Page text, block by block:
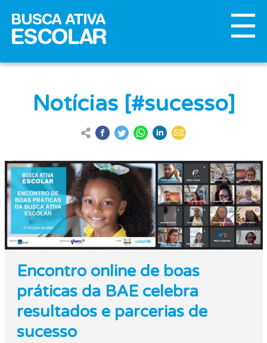
Notícias [#sucesso]
Encontro online de boas
práticas da BAE celebra
resultados e parcerias de
sucesso